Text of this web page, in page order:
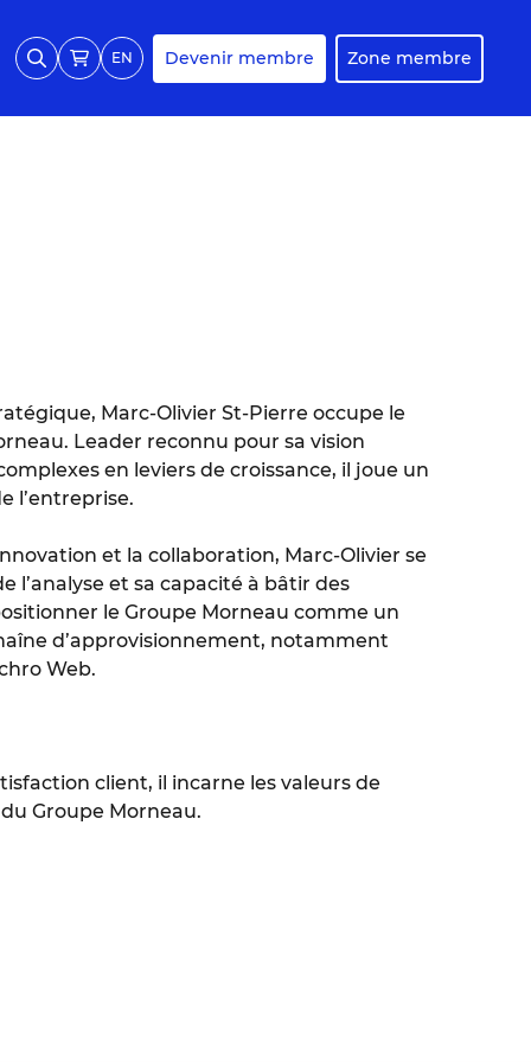
EN Devenir membre Zone membre
Marc-Olivier St-Pierre occupe le
Leader reconnu pour sa vision
en leviers de croissance, il joue un
l’entreprise.
et la collaboration, Marc-Olivier se
l’analyse et sa capacité à bâtir des
le Groupe Morneau comme un
d’approvisionnement, notamment
Web.
client, il incarne les valeurs de
Groupe Morneau.